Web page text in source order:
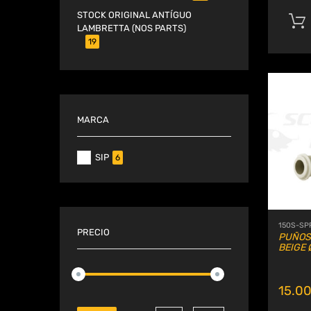
150S-
BEIGE
15.00
STOCK ORIGINAL ANTÍGUO
LAMBRETTA (NOS PARTS)
19
MARCA
SIP 6
PRECIO